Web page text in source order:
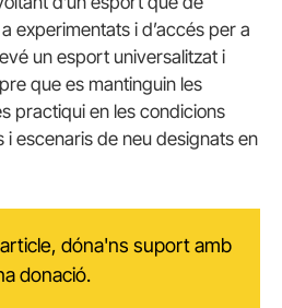
experimentats i d’accés per a
un esport universalitzat i
que es mantinguin les
practiqui en les condicions
i escenaris de neu designats en
dóna'ns suport amb
donació.